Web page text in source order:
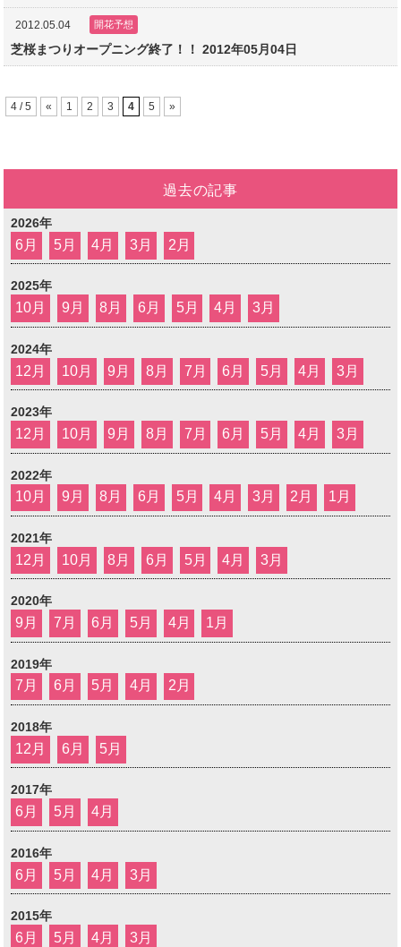
2012.05.04 開花予想
芝桜まつりオープニング終了！！ 2012年05月04日
4 / 5 « 1 2 3 4 5 »
過去の記事
2026年
6月 5月 4月 3月 2月
2025年
10月 9月 8月 6月 5月 4月 3月
2024年
12月 10月 9月 8月 7月 6月 5月 4月 3月
2023年
12月 10月 9月 8月 7月 6月 5月 4月 3月
2022年
10月 9月 8月 6月 5月 4月 3月 2月 1月
2021年
12月 10月 8月 6月 5月 4月 3月
2020年
9月 7月 6月 5月 4月 1月
2019年
7月 6月 5月 4月 2月
2018年
12月 6月 5月
2017年
6月 5月 4月
2016年
6月 5月 4月 3月
2015年
6月 5月 4月 3月